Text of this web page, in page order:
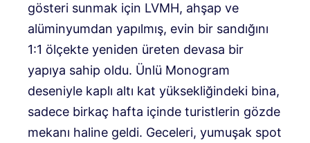
gösteri sunmak için LVMH, ahşap ve
alüminyumdan yapılmış, evin bir sandığını
1:1 ölçekte yeniden üreten devasa bir
yapıya sahip oldu. Ünlü Monogram
deseniyle kaplı altı kat yüksekliğindeki bina,
sadece birkaç hafta içinde turistlerin gözde
mekanı haline geldi. Geceleri, yumuşak spot